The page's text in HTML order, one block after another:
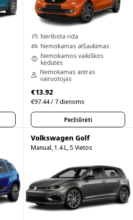
Neribota rida
Nemokamas atšaukimas
Nemokamos vaikiškos
kėdutės
Nemokamas antras
vairuotojas
€13.92
€97.44 / 7 dienoms
Peržiūrėti
Volkswagen Golf
Manual, 1.4 L, 5 Vietos